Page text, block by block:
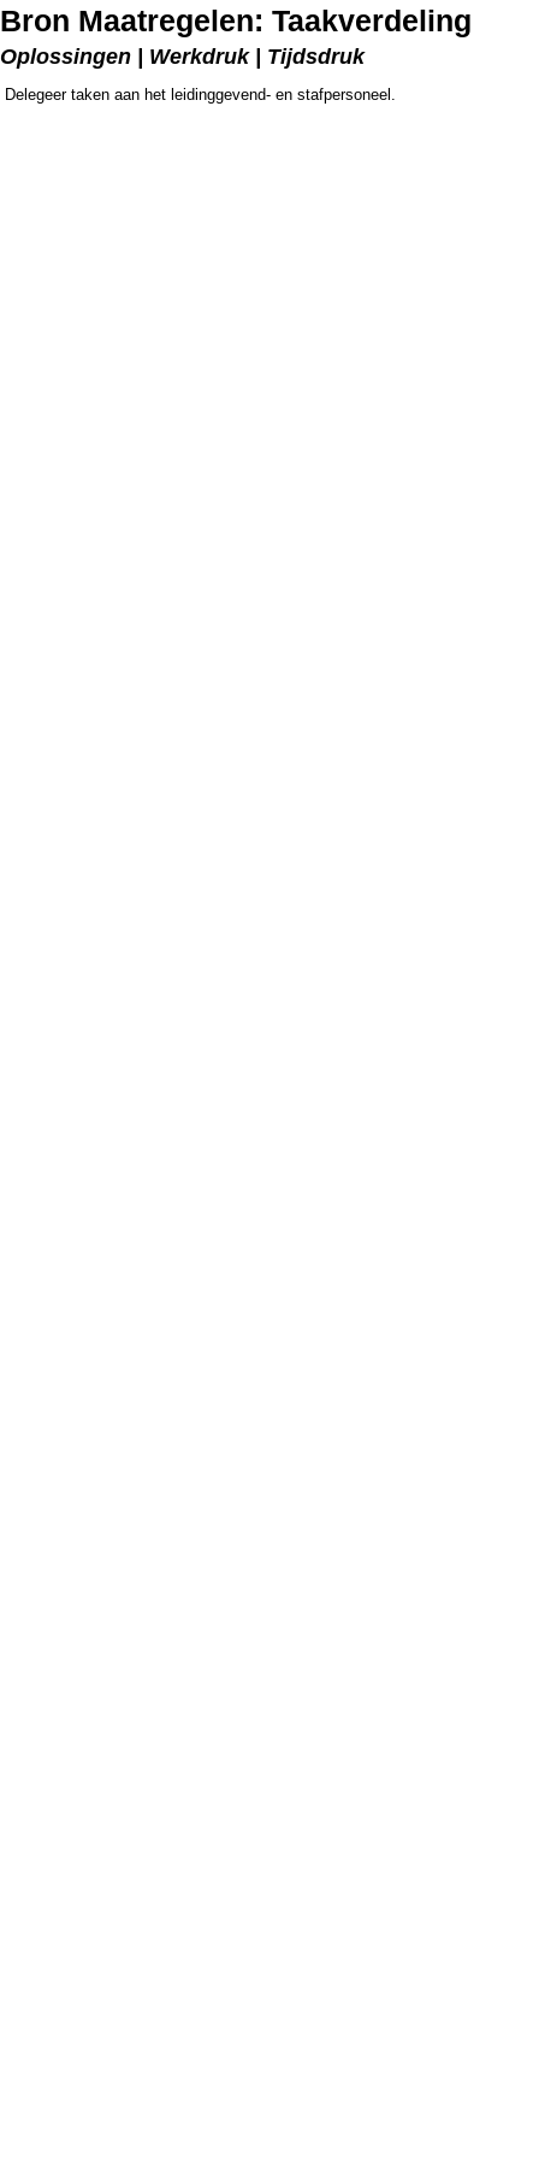
Bron Maatregelen: Taakverdeling
Oplossingen | Werkdruk | Tijdsdruk
Delegeer taken aan het leidinggevend- en stafpersoneel.